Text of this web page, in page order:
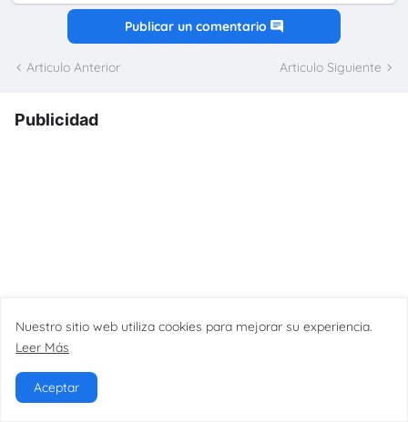
Publicar un comentario
Articulo Anterior Articulo Siguiente
Publicidad
Nuestro sitio web utiliza cookies para mejorar su experiencia.
Leer Más
Aceptar